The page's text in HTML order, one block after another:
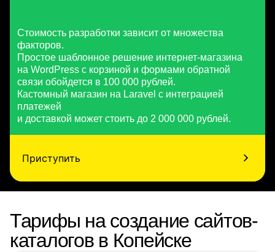
Стоимость разработки зависит от множества
факторов.
Простое шаблонное решение интернет-магазина
на WordPress с корзиной и формами обратной
связи обойдется в 100 000 рублей.
Кастомный магазин на Laravel с интеграцией
платежей
и доставкой может стоить до 2 000 000 рублей.
Приступить
Тарифы на создание сайтов-
каталогов в Копейске